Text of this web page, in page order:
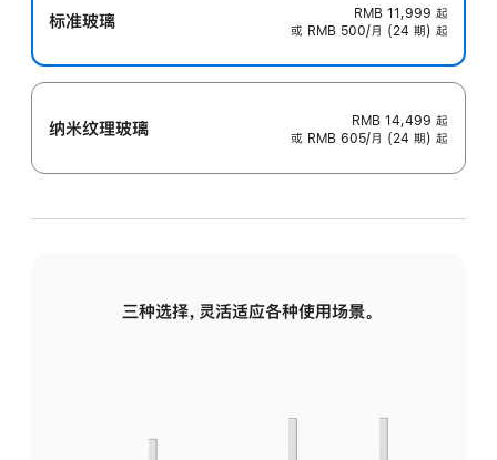
标准玻璃 RMB 11,999 起
或 RMB 500/月 (24 期) 起
纳米纹理玻璃 RMB 14,499 起
或 RMB 605/月 (24 期) 起
三种选择，灵活适应各种使用场景。